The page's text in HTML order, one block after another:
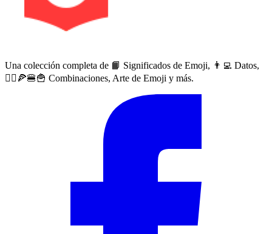
Una colección completa de 📙 Significados de Emoji, 👨‍💻 Datos,
🙅‍♀️🍕🍔🍟 Combinaciones, Arte de Emoji y más.